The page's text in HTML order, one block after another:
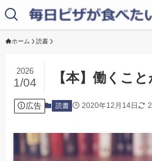
ホーム 読書
【本】働くこ
2026
1/04
広告 読書 2020年12月14日